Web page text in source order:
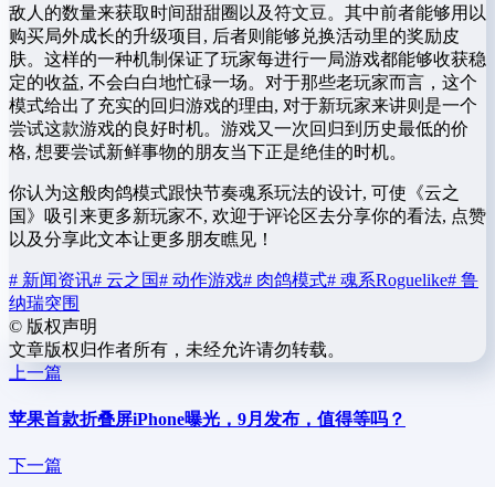
敌人的数量来获取时间甜甜圈以及符文豆。其中前者能够用以
购买局外成长的升级项目, 后者则能够兑换活动里的奖励皮
肤。这样的一种机制保证了玩家每进行一局游戏都能够收获稳
定的收益, 不会白白地忙碌一场。对于那些老玩家而言，这个
模式给出了充实的回归游戏的理由, 对于新玩家来讲则是一个
尝试这款游戏的良好时机。游戏又一次回归到历史最低的价
格, 想要尝试新鲜事物的朋友当下正是绝佳的时机。
你认为这般肉鸽模式跟快节奏魂系玩法的设计, 可使《云之
国》吸引来更多新玩家不, 欢迎于评论区去分享你的看法, 点赞
以及分享此文本让更多朋友瞧见！
# 新闻资讯# 云之国# 动作游戏# 肉鸽模式# 魂系Roguelike# 鲁
纳瑞突围
© 版权声明
文章版权归作者所有，未经允许请勿转载。
上一篇
苹果首款折叠屏iPhone曝光，9月发布，值得等吗？
下一篇